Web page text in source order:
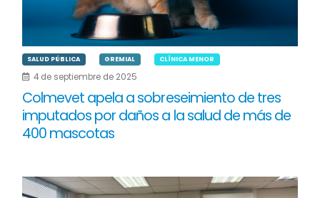
SALUD PÚBLICA GREMIAL CLÍNICA MENOR
4 de septiembre de 2025
Colmevet apela a sobreseimiento de tres
imputados por daños a la salud de más de
400 mascotas